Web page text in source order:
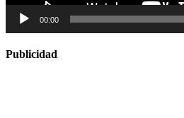
00:00
Publicidad